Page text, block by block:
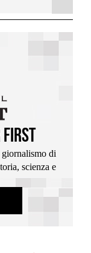
first
di
scienza e